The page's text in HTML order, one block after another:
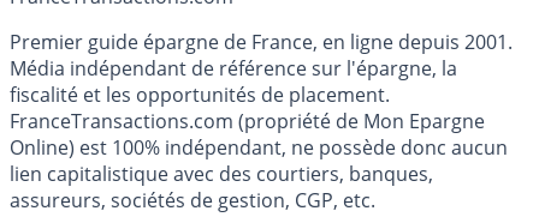
FranceTransactions.com
Premier guide épargne de France, en ligne depuis 2001.
Média indépendant de référence sur l'épargne, la
fiscalité et les opportunités de placement.
FranceTransactions.com (propriété de Mon Epargne
Online) est 100% indépendant, ne possède donc aucun